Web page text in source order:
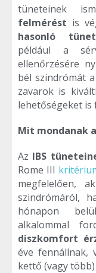
tüneteinek
felmérést is
hasonló
például a
ellenőrzésére
bél szindrómát
zavarok is
lehetőségeket is
Mit mondanak
Az IBS
Rome III
megfelelően,
szindrómáról,
hónapon
alkalommal
diszkomfort
éve fennállnak,
kettő (vagy több)